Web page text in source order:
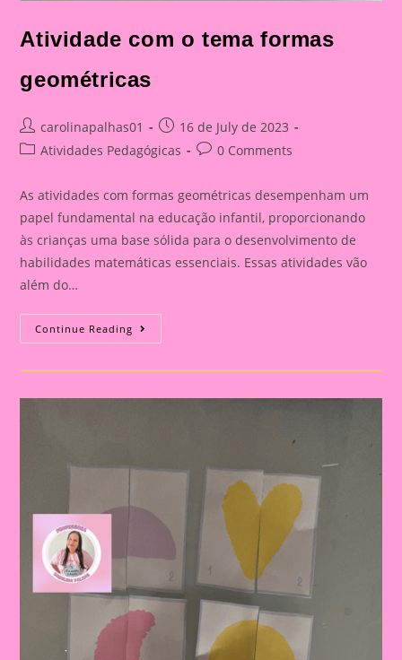
Atividade com o tema formas
geométricas
Post
author:
carolinapalhas01
Post
published:
16 de July de 2023
PostAtividades Pedagógicas
Post0 Comments
As atividades com formas geométricas desempenham um
papel fundamental na educação infantil, proporcionando
às crianças uma base sólida para o desenvolvimento de
habilidades matemáticas essenciais. Essas atividades vão
além do…
Continue Reading Atividade
Com
Tema